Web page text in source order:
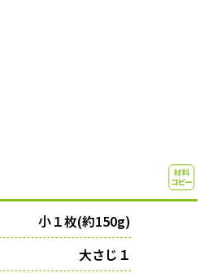
小１枚(約150g)
大さじ１